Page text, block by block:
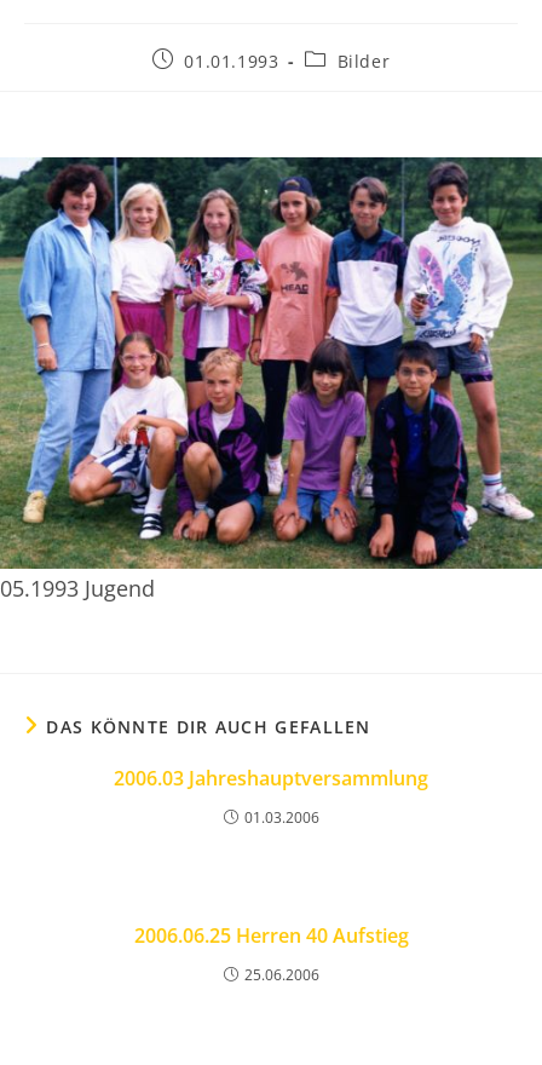
Beitrag01.01.1993
Beitrags-
Bilder
05.1993 Jugend
DAS KÖNNTE DIR AUCH GEFALLEN
2006.03 Jahreshauptversammlung
01.03.2006
2006.06.25 Herren 40 Aufstieg
25.06.2006